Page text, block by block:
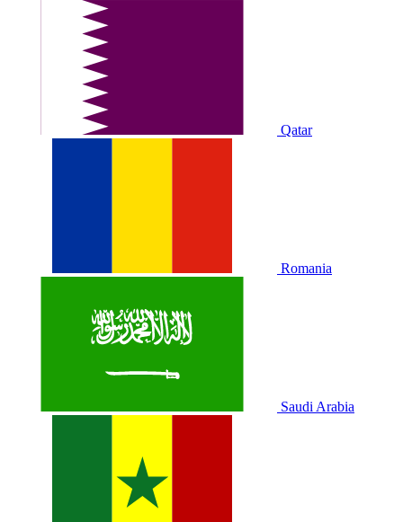
Qatar
Romania
Saudi Arabia